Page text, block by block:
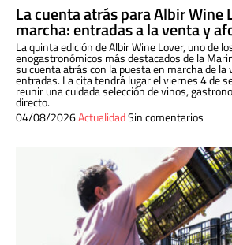
La cuenta atrás para Albir Wine
marcha: entradas a la venta y
La quinta edición de Albir Wine Lover, uno de
enogastronómicos más destacados de la
su cuenta atrás con la puesta en marcha de la
entradas. La cita tendrá lugar el viernes 4 de
reunir una cuidada selección de vinos,
directo.
04/08/2026ActualidadSin comentarios